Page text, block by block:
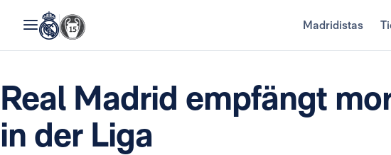
Madridistas
Real Madrid empfängt
in der Liga